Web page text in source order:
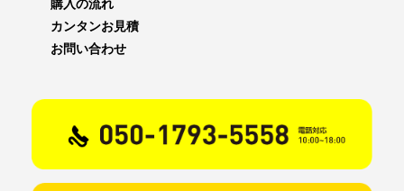
購入の流れ
カンタンお見積
お問い合わせ